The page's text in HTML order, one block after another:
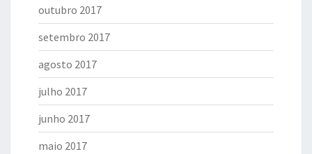
outubro 2017
setembro 2017
agosto 2017
julho 2017
junho 2017
maio 2017